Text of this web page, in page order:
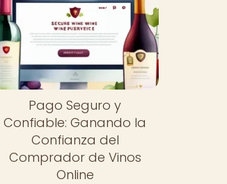
Pago Seguro y
Confiable: Ganando la
Confianza del
Comprador de Vinos
Online